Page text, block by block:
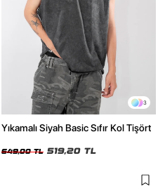
3
Yıkamalı Siyah Basic Sıfır Kol Tişört
649,00 TL 519,20 TL